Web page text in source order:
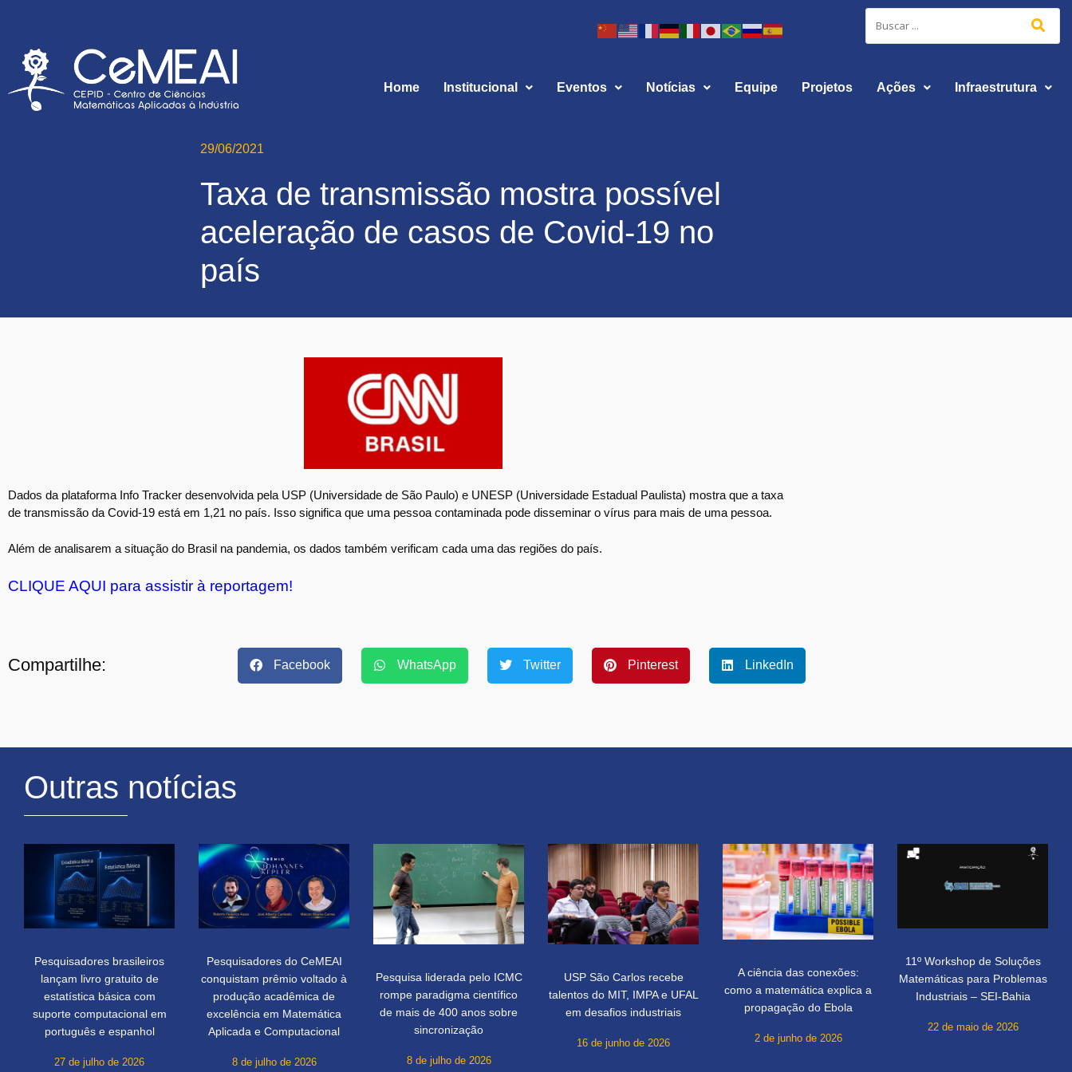
Home Institucional Eventos Notícias Equipe Projetos Ações Infraestrutura
29/06/2021
Taxa de transmissão mostra possível
aceleração de casos de Covid-19 no
país
Dados da plataforma Info Tracker desenvolvida pela USP (Universidade de São Paulo) e UNESP (Universidade Estadual Paulista) mostra que a taxa
de transmissão da Covid-19 está em 1,21 no país. Isso significa que uma pessoa contaminada pode disseminar o vírus para mais de uma pessoa.
Além de analisarem a situação do Brasil na pandemia, os dados também verificam cada uma das regiões do país.
CLIQUE AQUI para assistir à reportagem!
Compartilhe: Facebook WhatsApp Twitter Pinterest LinkedIn
Outras notícias
Pesquisadores brasileiros
lançam livro gratuito de
estatística básica com
suporte computacional em
português e espanhol
27 de julho de 2026
Pesquisadores do CeMEAI
conquistam prêmio voltado à
produção acadêmica de
excelência em Matemática
Aplicada e Computacional
8 de julho de 2026
Pesquisa liderada pelo ICMC
rompe paradigma científico
de mais de 400 anos sobre
sincronização
8 de julho de 2026
USP São Carlos recebe
talentos do MIT, IMPA e UFAL
em desafios industriais
16 de junho de 2026
A ciência das conexões:
como a matemática explica a
propagação do Ebola
2 de junho de 2026
11º Workshop de Soluções
Matemáticas para Problemas
Industriais – SEI-Bahia
22 de maio de 2026